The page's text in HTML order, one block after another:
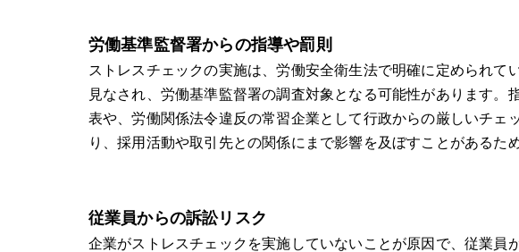
労働基準監督署からの指導や罰則
ストレスチェックの実施は、労働安全衛生法で明確に定められて
見なされ、労働基準監督署の調査対象となる可能性があります
表や、労働関係法令違反の常習企業として行政からの厳しいチェ
り、採用活動や取引先との関係にまで影響を及ぼすことがあるた
従業員からの訴訟リスク
企業がストレスチェックを実施していないことが原因で、従業員